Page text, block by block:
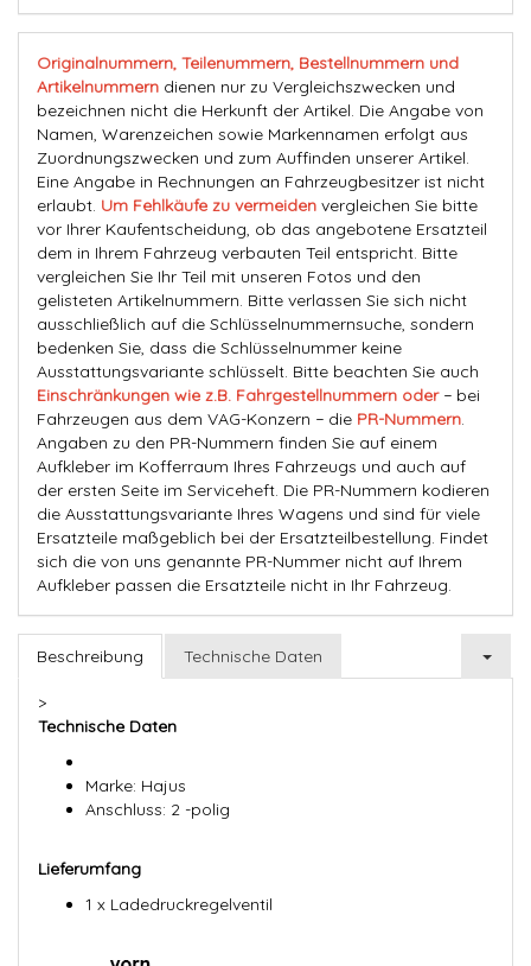
Originalnummern, Teilenummern, Bestellnummern und
Artikelnummern dienen nur zu Vergleichszwecken und
bezeichnen nicht die Herkunft der Artikel. Die Angabe von
Namen, Warenzeichen sowie Markennamen erfolgt aus
Zuordnungszwecken und zum Auffinden unserer Artikel.
Eine Angabe in Rechnungen an Fahrzeugbesitzer ist nicht
erlaubt. Um Fehlkäufe zu vermeiden vergleichen Sie bitte
vor Ihrer Kaufentscheidung, ob das angebotene Ersatzteil
dem in Ihrem Fahrzeug verbauten Teil entspricht. Bitte
vergleichen Sie Ihr Teil mit unseren Fotos und den
gelisteten Artikelnummern. Bitte verlassen Sie sich nicht
ausschließlich auf die Schlüsselnummernsuche, sondern
bedenken Sie, dass die Schlüsselnummer keine
Ausstattungsvariante schlüsselt. Bitte beachten Sie auch
Einschränkungen wie z.B. Fahrgestellnummern oder− bei
Fahrzeugen aus dem VAG-Konzern − die PR-Nummern
Angaben zu den PR-Nummern finden Sie auf einem
Aufkleber im Kofferraum Ihres Fahrzeugs und auch auf
der ersten Seite im Serviceheft. Die PR-Nummern kodieren
die Ausstattungsvariante Ihres Wagens und sind für viele
Ersatzteile maßgeblich bei der Ersatzteilbestellung. Findet
sich die von uns genannte PR-Nummer nicht auf Ihrem
Aufkleber passen die Ersatzteile nicht in Ihr Fahrzeug.
Beschreibung Technische Daten
>
Technische Daten
Marke: Hajus
Anschluss: 2 -polig
Lieferumfang
1 x Ladedruckregelventil